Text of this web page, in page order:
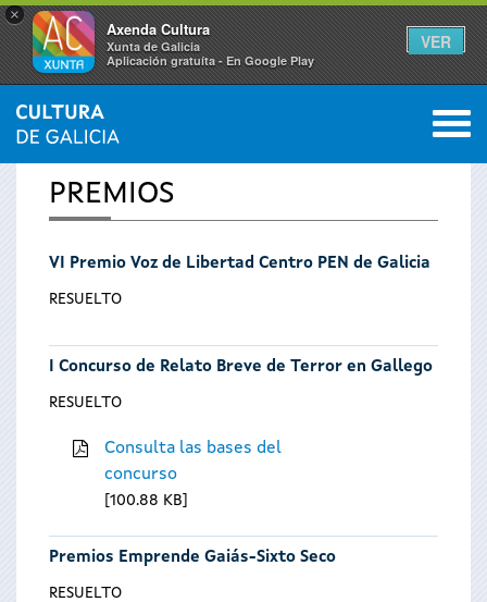
×
Axenda Cultura
Xunta de Galicia
Aplicación gratuíta - En Google Play
VER
Se
encuentra
usted
INICIO 0
PREMIOS
VI Premio Voz de Libertad Centro PEN de Galicia
RESUELTO
I Concurso de Relato Breve de Terror en Gallego
RESUELTO
Consulta las bases del
concurso
100.88 KB
Premios Emprende Gaiás-Sixto Seco
RESUELTO